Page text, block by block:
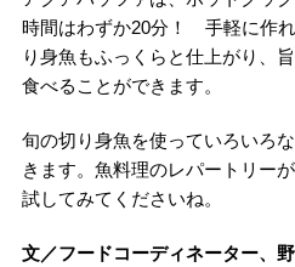
時間はわずか20分！ 手軽に作
り身魚もふっくらと仕上がり、
食べることができます。
旬の切り身魚を使っていろいろ
きます。魚料理のレパートリー
試してみてくださいね。
文／フードコーディネーター、